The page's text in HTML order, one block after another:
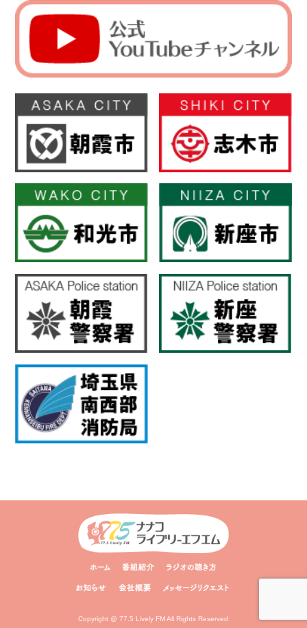
Copyright @ 77.5 Lively FM All Rights Reserved